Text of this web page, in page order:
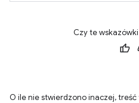
Czy te wskazówki
O ile nie stwierdzono inaczej,